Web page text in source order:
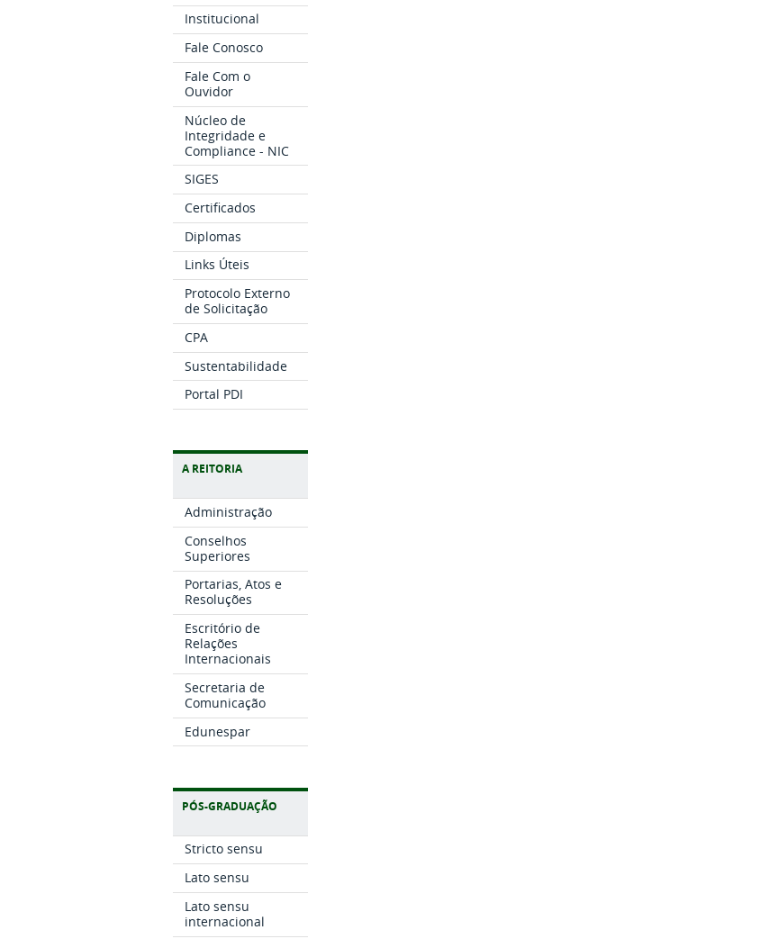
Institucional
Fale Conosco
Fale Com o
Ouvidor
Núcleo de
Integridade e
Compliance - NIC
SIGES
Certificados
Diplomas
Links Úteis
Protocolo Externo
de Solicitação
CPA
Sustentabilidade
Portal PDI
A REITORIA
Administração
Conselhos
Superiores
Portarias, Atos e
Resoluções
Escritório de
Relações
Internacionais
Secretaria de
Comunicação
Edunespar
PÓS-GRADUAÇÃO
Stricto sensu
Lato sensu
Lato sensu
internacional